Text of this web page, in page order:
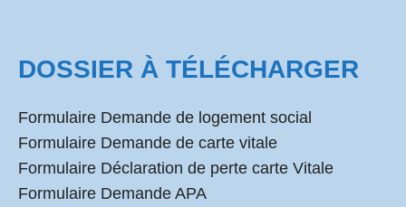
DOSSIER À TÉLÉCHARGER
Formulaire Demande de logement social
Formulaire Demande de carte vitale
Formulaire Déclaration de perte carte Vitale
Formulaire Demande APA